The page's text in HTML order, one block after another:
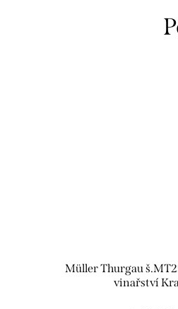
Müller Thurgau
vinařství